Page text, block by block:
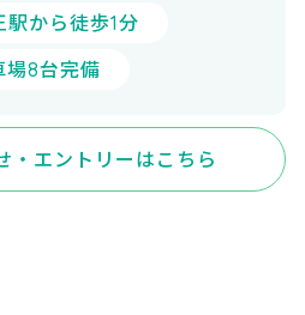
駅から徒歩1分
場8台完備
・エントリーはこちら